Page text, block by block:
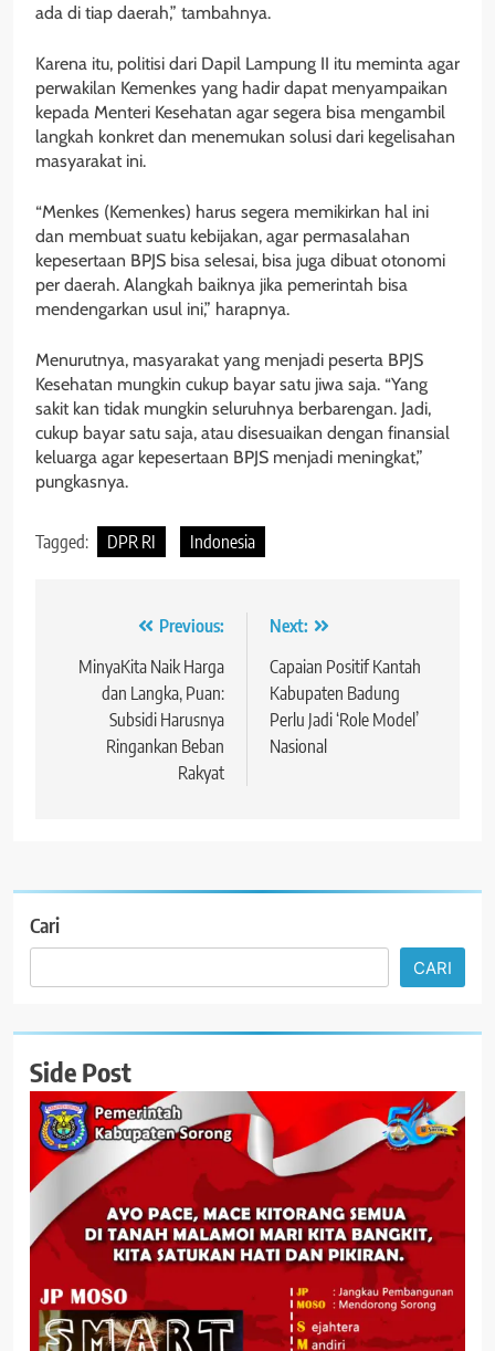
ada di tiap daerah,” tambahnya.
Karena itu, politisi dari Dapil Lampung II itu meminta agar
perwakilan Kemenkes yang hadir dapat menyampaikan
kepada Menteri Kesehatan agar segera bisa mengambil
langkah konkret dan menemukan solusi dari kegelisahan
masyarakat ini.
“Menkes (Kemenkes) harus segera memikirkan hal ini
dan membuat suatu kebijakan, agar permasalahan
kepesertaan BPJS bisa selesai, bisa juga dibuat otonomi
per daerah. Alangkah baiknya jika pemerintah bisa
mendengarkan usul ini,” harapnya.
Menurutnya, masyarakat yang menjadi peserta BPJS
Kesehatan mungkin cukup bayar satu jiwa saja. “Yang
sakit kan tidak mungkin seluruhnya berbarengan. Jadi,
cukup bayar satu saja, atau disesuaikan dengan finansial
keluarga agar kepesertaan BPJS menjadi meningkat,”
pungkasnya.
Tagged: DPR RI Indonesia
Navigasi
pos
Previous:
MinyaKita Naik Harga
dan Langka, Puan:
Subsidi Harusnya
Ringankan Beban
Rakyat
Next:
Capaian Positif Kantah
Kabupaten Badung
Perlu Jadi ‘Role Model’
Nasional
Cari
CARI
Side Post